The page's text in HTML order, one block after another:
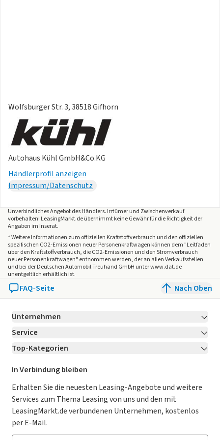
Lenksäule (Lenkrad) höhen- u. längsverstellbar
Wolfsburger Str. 3, 38518 Gifhorn
Autohaus Kühl GmbH&Co.KG
Händlerprofil anzeigen
Impressum/Datenschutz
Unverbindliches Angebot desHändlers. Irrtümer und Zwischenverkauf
vorbehalten! LeasingMarkt.de übernimmt keine Gewähr für die Richtigkeit der
Angaben im Inserat.
* Weitere Informationen zum offiziellen Kraftstoffverbrauch und den offiziellen
spezifischen CO2-Emissionen neuer Personenkraftwagen können dem "Leitfaden
über den Kraftstoffverbrauch, die CO2-Emissionen und den Stromverbrauch
neuer Personenkraftwagen" entnommen werden, der an allen Verkaufsstellen
und bei der Deutschen Automobil Treuhand GmbH unter www.dat.de
unentgeltlich erhältlich ist.
FAQ-Seite Nach Oben
Unternehmen
Über LeasingMarkt.de
Karriere Jetzt bewerben!
Für Händler
Kooperation mit AutoScout24
AGB
Datenschutz
Service
Kontakt
Ratgeber
Magazin
Datenschutz-Einstellungen
So funktioniert’s
Top-Kategorien
Leasing Deals
Gebrauchtwagen Leasing
Leasing ohne Anzahlung
E-Auto Leasing
Privatleasing
In Verbindung bleiben
Erhalten Sie die neuesten Leasing-Angebote und weitere
Services zum Thema Leasing von uns und den mit
LeasingMarkt.de verbundenen Unternehmen, kostenlos
per E-Mail.